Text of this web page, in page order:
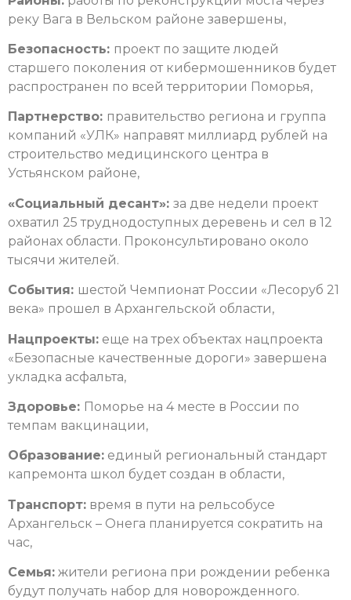
реку Вага в Вельском районе завершены,
Безопасность: проект по защите людей
старшего поколения от кибермошенников будет
распространен по всей территории Поморья,
Партнерство: правительство региона и группа
компаний «УЛК» направят миллиард рублей на
строительство медицинского центра в
Устьянском районе,
«Социальный десант»: за две недели проект
охватил 25 труднодоступных деревень и сел в 12
районах области. Проконсультировано около
тысячи жителей.
События: шестой Чемпионат России «Лесоруб 21
века» прошел в Архангельской области,
Нацпроекты: еще на трех объектах нацпроекта
«Безопасные качественные дороги» завершена
укладка асфальта,
Здоровье: Поморье на 4 месте в России по
темпам вакцинации,
Образование: единый региональный стандарт
капремонта школ будет создан в области,
Транспорт: время в пути на рельсобусе
Архангельск – Онега планируется сократить на
час,
Семья: жители региона при рождении ребенка
будут получать набор для новорожденного.